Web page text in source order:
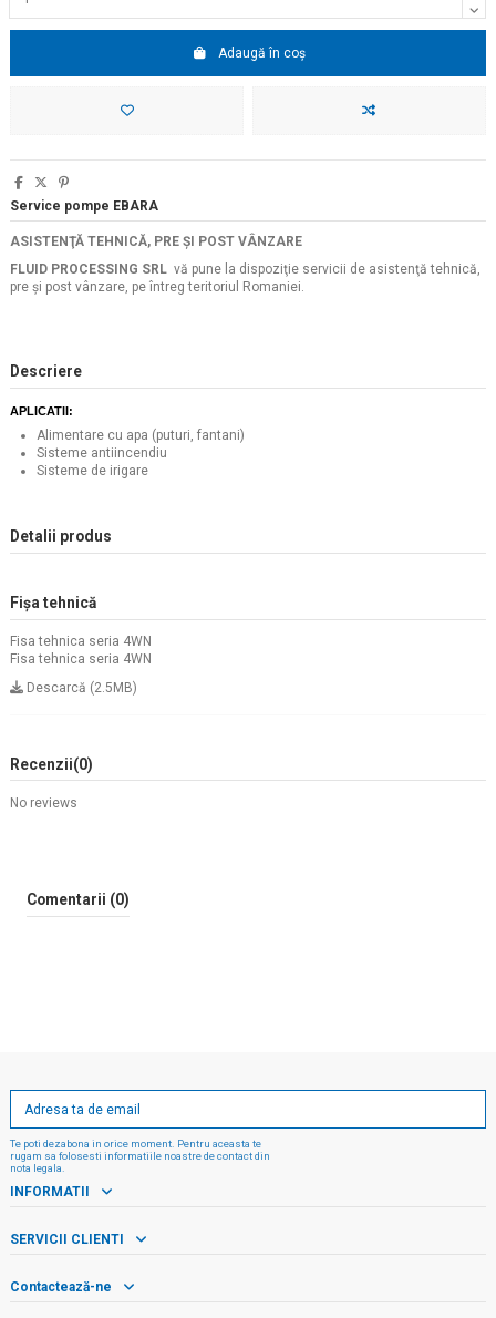
Adaugă în coș
Service pompe EBARA
ASISTENŢĂ TEHNICĂ, PRE ŞI POST VÂNZARE
FLUID PROCESSING SRL vă pune la dispoziţie servicii de asistenţă tehnică,
pre şi post vânzare, pe întreg teritoriul Romaniei.
Descriere
APLICATII:
Alimentare cu apa (puturi, fantani)
Sisteme antiincendiu
Sisteme de irigare
Detalii produs
Fișa tehnică
Fisa tehnica seria 4WN
Fisa tehnica seria 4WN
Descarcă (2.5MB)
Recenzii(0)
No reviews
Comentarii (0)
Te poti dezabona in orice moment. Pentru aceasta te
rugam sa folosesti informatiile noastre de contact din
nota legala.
INFORMATII
SERVICII CLIENTI
Contactează-ne